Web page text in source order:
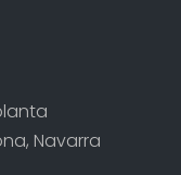
Navarra